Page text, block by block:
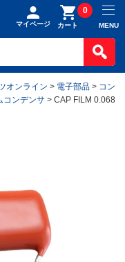
マイページ カート
0
MENU
オンライン > 電子部品 > コン
コンデンサ > CAP FILM 0.068